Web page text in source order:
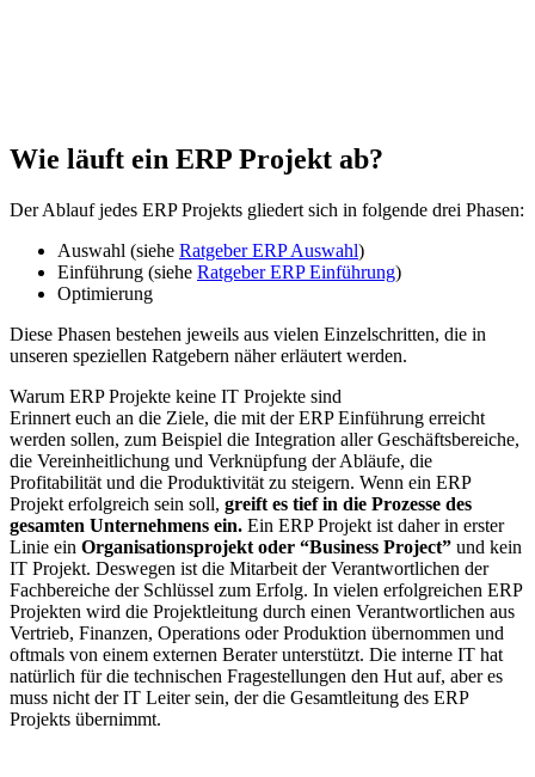
Wie läuft ein ERP Projekt ab?
Der Ablauf jedes ERP Projekts gliedert sich in folgende drei Phasen:
Auswahl (siehe Ratgeber ERP Auswahl)
Einführung (siehe Ratgeber ERP Einführung)
Optimierung
Diese Phasen bestehen jeweils aus vielen Einzelschritten, die in
unseren speziellen Ratgebern näher erläutert werden.
Warum ERP Projekte keine IT Projekte sind
Erinnert euch an die Ziele, die mit der ERP Einführung erreicht
werden sollen, zum Beispiel die Integration aller Geschäftsbereiche,
die Vereinheitlichung und Verknüpfung der Abläufe, die
Profitabilität und die Produktivität zu steigern. Wenn ein ERP
Projekt erfolgreich sein soll, greift es tief in die Prozesse des
gesamten Unternehmens ein. Ein ERP Projekt ist daher in erster
Linie ein Organisationsprojekt oder “Business Project” und kein
IT Projekt. Deswegen ist die Mitarbeit der Verantwortlichen der
Fachbereiche der Schlüssel zum Erfolg. In vielen erfolgreichen ERP
Projekten wird die Projektleitung durch einen Verantwortlichen aus
Vertrieb, Finanzen, Operations oder Produktion übernommen und
oftmals von einem externen Berater unterstützt. Die interne IT hat
natürlich für die technischen Fragestellungen den Hut auf, aber es
muss nicht der IT Leiter sein, der die Gesamtleitung des ERP
Projekts übernimmt.